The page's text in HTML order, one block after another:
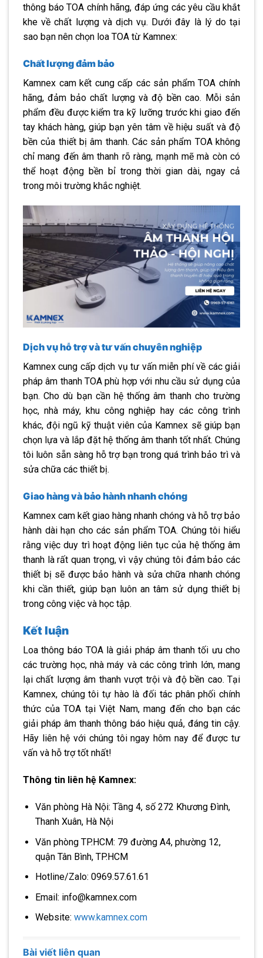
thông báo TOA chính hãng, đáp ứng các yêu cầu khắt
khe về chất lượng và dịch vụ. Dưới đây là lý do tại
sao bạn nên chọn loa TOA từ Kamnex:
Chất lượng đảm bảo
Kamnex cam kết cung cấp các sản phẩm TOA chính
hãng, đảm bảo chất lượng và độ bền cao. Mỗi sản
phẩm đều được kiểm tra kỹ lưỡng trước khi giao đến
tay khách hàng, giúp bạn yên tâm về hiệu suất và độ
bền của thiết bị âm thanh. Các sản phẩm TOA không
chỉ mang đến âm thanh rõ ràng, mạnh mẽ mà còn có
thể hoạt động bền bỉ trong thời gian dài, ngay cả
trong môi trường khắc nghiệt.
Dịch vụ hỗ trợ và tư vấn chuyên nghiệp
Kamnex cung cấp dịch vụ tư vấn miễn phí về các giải
pháp âm thanh TOA phù hợp với nhu cầu sử dụng của
bạn. Cho dù bạn cần hệ thống âm thanh cho trường
học, nhà máy, khu công nghiệp hay các công trình
khác, đội ngũ kỹ thuật viên của Kamnex sẽ giúp bạn
chọn lựa và lắp đặt hệ thống âm thanh tốt nhất. Chúng
tôi luôn sẵn sàng hỗ trợ bạn trong quá trình bảo trì và
sửa chữa các thiết bị.
Giao hàng và bảo hành nhanh chóng
Kamnex cam kết giao hàng nhanh chóng và hỗ trợ bảo
hành dài hạn cho các sản phẩm TOA. Chúng tôi hiểu
rằng việc duy trì hoạt động liên tục của hệ thống âm
thanh là rất quan trọng, vì vậy chúng tôi đảm bảo các
thiết bị sẽ được bảo hành và sửa chữa nhanh chóng
khi cần thiết, giúp bạn luôn an tâm sử dụng thiết bị
trong công việc và học tập.
Kết luận
Loa thông báo TOA là giải pháp âm thanh tối ưu cho
các trường học, nhà máy và các công trình lớn, mang
lại chất lượng âm thanh vượt trội và độ bền cao. Tại
Kamnex, chúng tôi tự hào là đối tác phân phối chính
thức của TOA tại Việt Nam, mang đến cho bạn các
giải pháp âm thanh thông báo hiệu quả, đáng tin cậy.
Hãy liên hệ với chúng tôi ngay hôm nay để được tư
vấn và hỗ trợ tốt nhất!
Thông tin liên hệ Kamnex:
Văn phòng Hà Nội: Tầng 4, số 272 Khương Đình,
Thanh Xuân, Hà Nội
Văn phòng TP.HCM: 79 đường A4, phường 12,
quận Tân Bình, TP.HCM
Hotline/Zalo: 0969.57.61.61
Email: info@kamnex.com
Website: www.kamnex.com
Bài viết liên quan